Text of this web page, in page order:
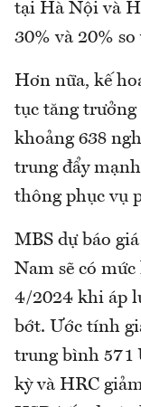
tại Hà Nội và
30% và 20%
Hơn nữa, kế
tục tăng trưởng
khoảng 638
trung đẩy
thông phục vụ
MBS dự báo
Nam sẽ có
4/2024 khi áp
bớt. Ước tính
trung bình 571
kỳ và HRC